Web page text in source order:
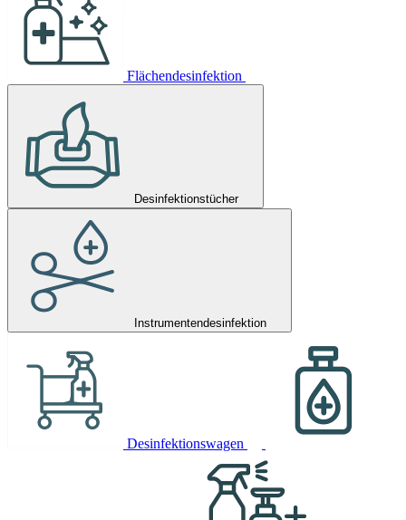
Flächendesinfektion
Desinfektionstücher
Instrumentendesinfektion
Desinfektionswagen